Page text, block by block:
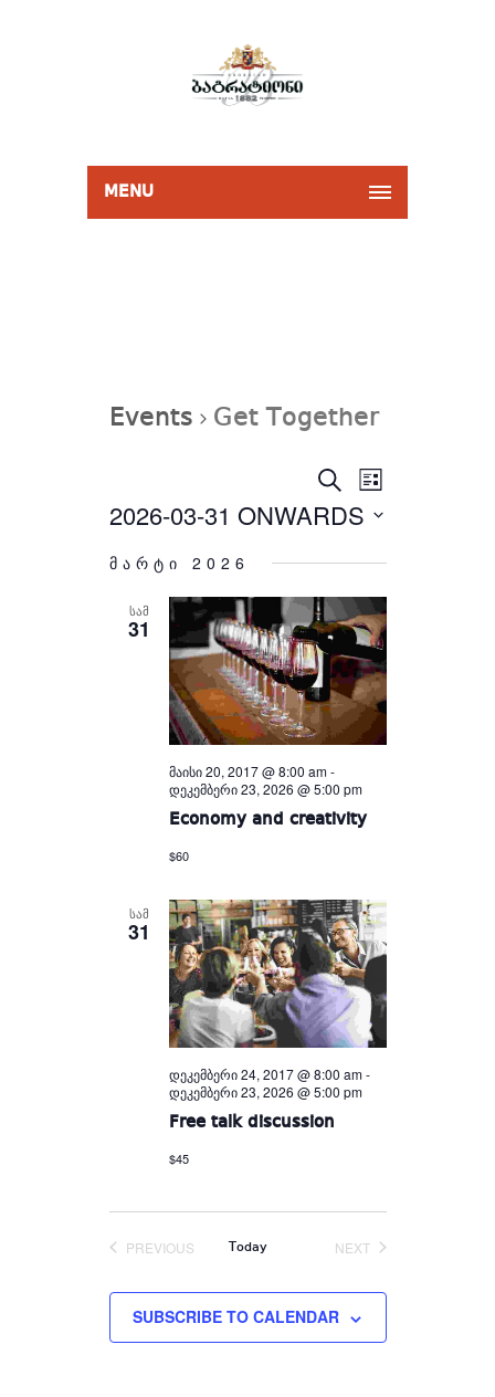
MENU
Events Get Together
Events
Search
and
Views
Navigation
SEARCHEvent
Views
Navigation
LIST
2026-03-31 ONWARDS
Select
მარტი 2026
ᲡᲐᲛ
31
მაისი 20, 2017 @ 8:00 am-
დეკემბერი 23, 2026 @ 5:00 pm
Economy and creativity
$60
ᲡᲐᲛ
31
დეკემბერი 24, 2017 @ 8:00 am-
დეკემბერი 23, 2026 @ 5:00 pm
Free talk discussion
$45
PREVIOUS
Today
NEXT
SUBSCRIBE TO CALENDAR